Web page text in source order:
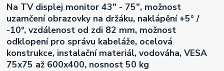
Na TV displej monitor 43" - 75", možnost
uzamčení obrazovky na držáku, naklápění +5° /
-10°, vzdálenost od zdi 82 mm, možnost
odklopení pro správu kabeláže, ocelová
konstrukce, instalační materiál, vodováha, VESA
75x75 až 600x400, nosnost 50 kg